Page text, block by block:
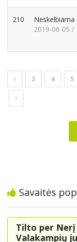
210
Neskelbiama
2019-06-05 /
3 4 5
Savaitės
Tilto per
Valakampių